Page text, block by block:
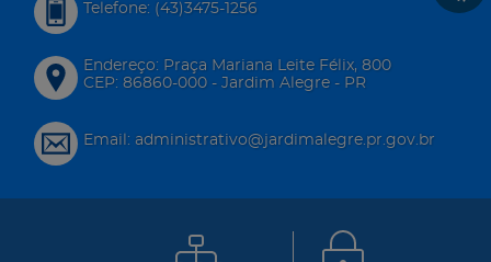
Telefone: (43)3475-1256
Endereço: Praça Mariana Leite Félix, 800
CEP: 86860-000 - Jardim Alegre - PR
Email: administrativo@jardimalegre.pr.gov.br